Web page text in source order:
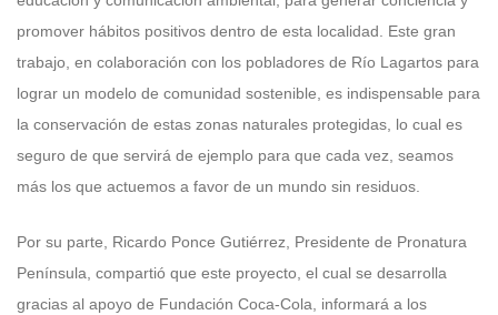
promover hábitos positivos dentro de esta localidad. Este gran
trabajo, en colaboración con los pobladores de Río Lagartos para
lograr un modelo de comunidad sostenible, es indispensable para
la conservación de estas zonas naturales protegidas, lo cual es
seguro de que servirá de ejemplo para que cada vez, seamos
más los que actuemos a favor de un mundo sin residuos.
Por su parte, Ricardo Ponce Gutiérrez, Presidente de Pronatura
Península, compartió que este proyecto, el cual se desarrolla
gracias al apoyo de Fundación Coca-Cola, informará a los